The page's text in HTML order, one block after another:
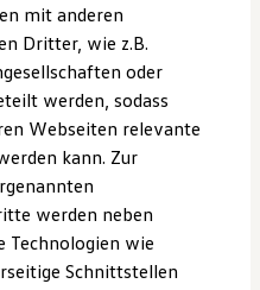
mit anderen
Dritter, wie z.B.
oder
werden, sodass
Webseiten relevante
kann. Zur
werden neben
Technologien wie
Schnittstellen